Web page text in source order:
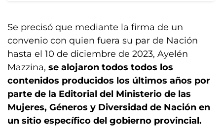
Se precisó que mediante la firma de un
convenio con quien fuera su par de Nación
hasta el 10 de diciembre de 2023, Ayelén
Mazzina, se alojaron todos todos los
contenidos producidos los últimos años por
parte de la Editorial del Ministerio de las
Mujeres, Géneros y Diversidad de Nación en
un sitio específico del gobierno provincial.